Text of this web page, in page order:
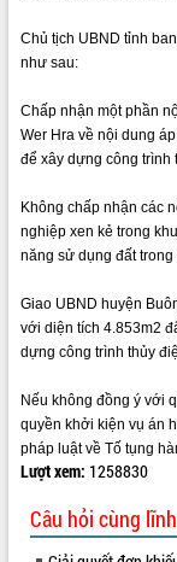
VIDEO
Trailer Lễ hội Sầu riêng
2026
và tặng quà người dân xã
Hội nghị UBND tỉnh Đắk
tháng 7/2026
Lễ truy tặng danh hiệu
Nam Anh hùng” và trao
Lao động
vụ 6 tháng cuối năm 2026
Kỳ họp thứ Hai, Hội đồng
tỉnh khóa XI quyết nghị
quan trọng
Bí thư Tỉnh ủy Lương
Triết thăm, tặng quà
ALBUM ẢNH
Chủ tịch UBND tỉnh
như sau:
Chấp nhận một phần
Wer Hra về nội dung
để xây dựng công trình
Không chấp nhận các
nghiệp xen kẻ trong
năng sử dụng đất
Giao UBND huyện
với diện tích 4.853m2
dựng công trình thủy
Nếu không đồng ý với
quyền khởi kiện vụ án
pháp luật về Tố tụng
Lượt xem: 1258830
Câu hỏi cùng